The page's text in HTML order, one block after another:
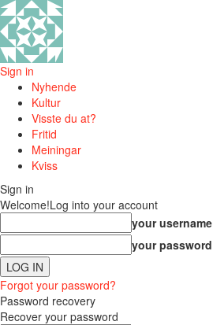
Sign in
Nyhende
Kultur
Visste du at?
Fritid
Meiningar
Kviss
Sign in
Welcome!Log into your account
your username
your password
Forgot your password?
Password recovery
Recover your password